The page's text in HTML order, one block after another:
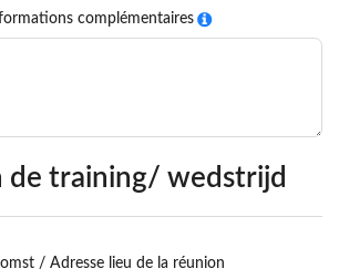
complémentaires
de training/ wedstrijd
/ Adresse lieu de la réunion